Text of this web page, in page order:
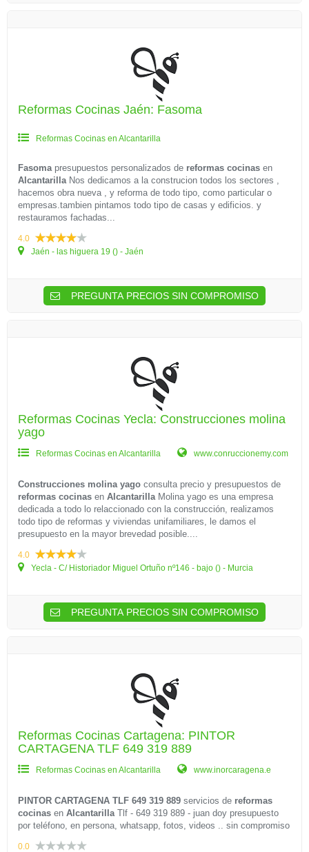
Reformas Cocinas Jaén: Fasoma
Reformas Cocinas en Alcantarilla
Fasomapresupuestos personalizados de reformas cocinas en
AlcantarillaNos dedicamos a la construcion todos los sectores ,
hacemos obra nueva , y reforma de todo tipo, como particular o
empresas.tambien pintamos todo tipo de casas y edificios. y
restauramos fachadas...
4.0
Jaén - las higuera 19 () - Jaén
PREGUNTA PRECIOS SIN COMPROMISO
Reformas Cocinas Yecla: Construcciones molina
yago
Reformas Cocinas en Alcantarilla www.conruccionemy.com
Construcciones molina yago consulta precio y presupuestos de
reformas cocinas en AlcantarillaMolina yago es una empresa
dedicada a todo lo relaccionado con la construcción, realizamos
todo tipo de reformas y viviendas unifamiliares, le damos el
presupuesto en la mayor brevedad posible....
4.0
Yecla - C/ Historiador Miguel Ortuño nº146 - bajo () - Murcia
PREGUNTA PRECIOS SIN COMPROMISO
Reformas Cocinas Cartagena: PINTOR
CARTAGENA TLF 649 319 889
Reformas Cocinas en Alcantarilla www.inorcaragena.e
PINTOR CARTAGENA TLF 649 319 889 servicios de reformas
cocinas en AlcantarillaTlf - 649 319 889 - juan doy presupuesto
por teléfono, en persona, whatsapp, fotos, videos .. sin compromiso
0.0